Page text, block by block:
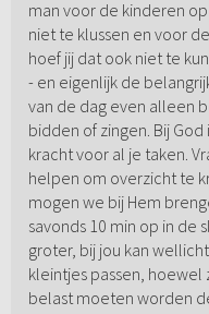
man voor de kinderen
niet te klussen en voor
hoef jij dat ook niet te
- en eigenlijk de
van de dag even alleen
bidden of zingen. Bij
kracht voor al je taken.
helpen om overzicht te
mogen we bij Hem
savonds 10 min op in de
groter, bij jou kan
kleintjes passen,
belast moeten worden